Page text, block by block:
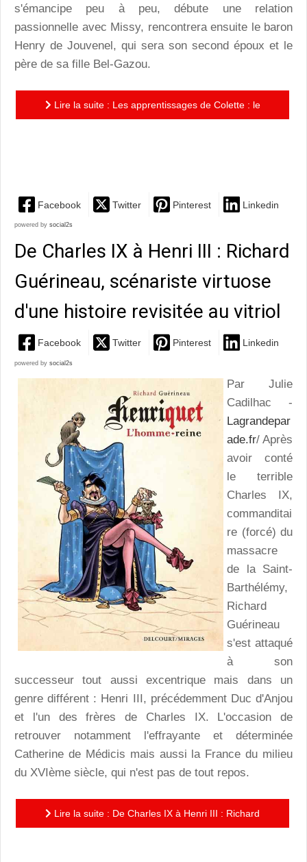
s'émancipe peu à peu, débute une relation
passionnelle avec Missy, rencontrera ensuite le baron
Henry de Jouvenel, qui sera son second époux et le
père de sa fille Bel-Gazou.
Lire la suite : Les apprentissages de Colette : le
Facebook Twitter Pinterest Linkedin
powered by social2s
De Charles IX à Henri III : Richard
Guérineau, scénariste virtuose
d'une histoire revisitée au vitriol
Facebook Twitter Pinterest Linkedin
powered by social2s
Par Julie
Cadilhac -
Lagrandepar
ade.fr/ Après
avoir conté
le terrible
Charles IX,
commanditai
re (forcé) du
massacre
de la Saint-
Barthélémy,
Richard
Guérineau
s'est attaqué
à son
successeur tout aussi excentrique mais dans un
genre différent : Henri III, précédemment Duc d'Anjou
et l'un des frères de Charles IX. L'occasion de
retrouver notamment l'effrayante et déterminée
Catherine de Médicis mais aussi la France du milieu
du XVIème siècle, qui n'est pas de tout repos.
Lire la suite : De Charles IX à Henri III : Richard